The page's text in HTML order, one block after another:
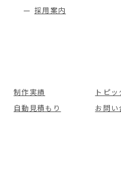
採用案内
制作実績 トピッ
自動見積もり
お問い